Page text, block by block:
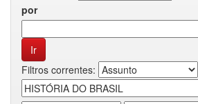
por
Filtros correntes: